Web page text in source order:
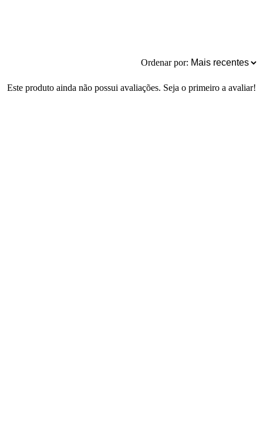
Ordenar por:
Este produto ainda não possui avaliações. Seja o primeiro a avaliar!